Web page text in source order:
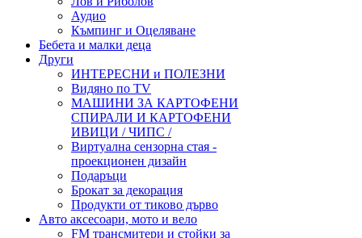
Аудио
Къмпинг и Оцеляване
Бебета и малки деца
Други
ИНТЕРЕСНИ и ПОЛЕЗНИ
Видяно по TV
МАШИНИ ЗА КАРТОФЕНИ
СПИРАЛИ И КАРТОФЕНИ
ИВИЦИ / ЧИПС /
Виртуална сензорна стая -
проекционен дизайн
Подаръци
Брокат за декорация
Продукти от тиково дърво
Авто аксесоари, мото и вело
FM трансмитери и стойки за